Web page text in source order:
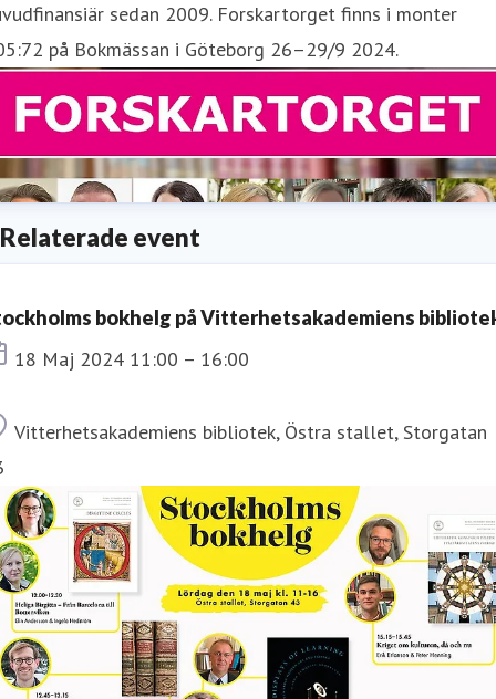
sedan 2009. Forskartorget finns i monter
på Bokmässan i Göteborg 26–29/9 2024.
Relaterade event
bokhelg på Vitterhetsakademiens
Tid
18 Maj 2024 11:00 – 16:00
Plats
Vitterhetsakademiens bibliotek, Östra stallet, Storgatan